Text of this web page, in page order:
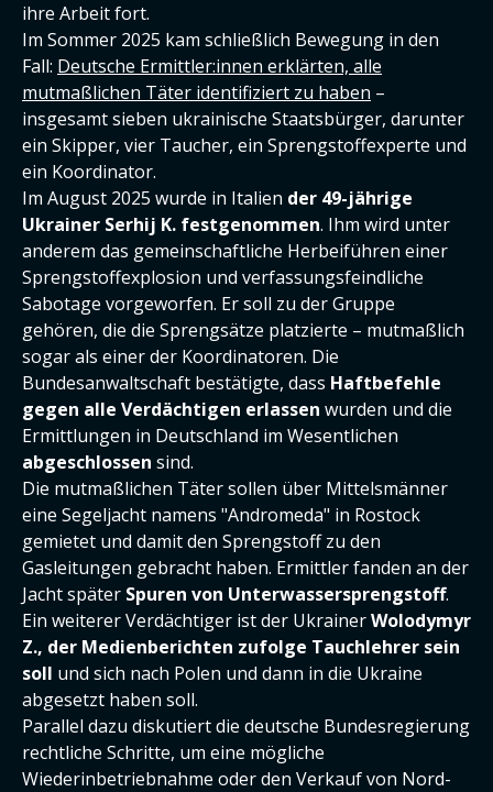
ihre Arbeit fort.
Im Sommer 2025 kam schließlich Bewegung in den
Fall: Deutsche Ermittler:innen erklärten, alle
mutmaßlichen Täter identifiziert zu haben –
insgesamt sieben ukrainische Staatsbürger, darunter
ein Skipper, vier Taucher, ein Sprengstoffexperte und
ein Koordinator.
Im August 2025 wurde in Italien der 49-jährige
Ukrainer Serhij K. festgenommen. Ihm wird unter
anderem das gemeinschaftliche Herbeiführen einer
Sprengstoffexplosion und verfassungsfeindliche
Sabotage vorgeworfen. Er soll zu der Gruppe
gehören, die die Sprengsätze platzierte – mutmaßlich
sogar als einer der Koordinatoren. Die
Bundesanwaltschaft bestätigte, dass Haftbefehle
gegen alle Verdächtigen erlassen wurden und die
Ermittlungen in Deutschland im Wesentlichen
abgeschlossen sind.
Die mutmaßlichen Täter sollen über Mittelsmänner
eine Segeljacht namens "Andromeda" in Rostock
gemietet und damit den Sprengstoff zu den
Gasleitungen gebracht haben. Ermittler fanden an der
Jacht später Spuren von Unterwassersprengstoff.
Ein weiterer Verdächtiger ist der UkrainerWolodymyr
Z., der Medienberichten zufolge Tauchlehrer sein
soll und sich nach Polen und dann in die Ukraine
abgesetzt haben soll.
Parallel dazu diskutiert die deutsche Bundesregierung
rechtliche Schritte, um eine mögliche
Wiederinbetriebnahme oder den Verkauf von Nord-